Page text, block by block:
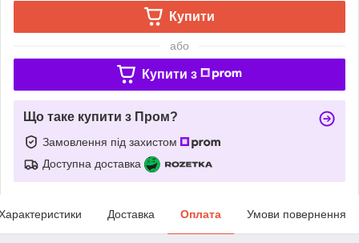
Купити
або
Купити з
Що таке купити з Пром?
Замовлення під захистом
Доступна доставка
Доставка Оплата Умови повернення